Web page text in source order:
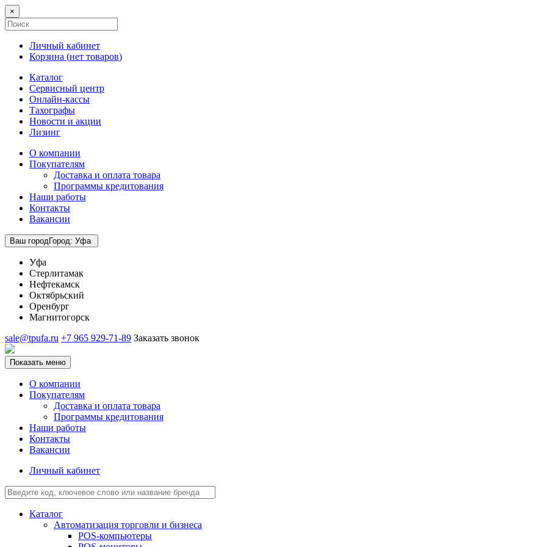
×
Личный кабинет
Корзина (нет товаров)
Каталог
Сервисный центр
Онлайн-кассы
Тахографы
Новости и акции
Лизинг
О компании
Покупателям
Доставка и оплата товара
Программы кредитования
Наши работы
Контакты
Вакансии
Ваш городГород: Уфа
Уфа
Стерлитамак
Нефтекамск
Октябрьский
Оренбург
Магнитогорск
sale@tpufa.ru +7 965 929-71-89 Заказать звонок
Показать меню
О компании
Покупателям
Доставка и оплата товара
Программы кредитования
Наши работы
Контакты
Вакансии
Личный кабинет
Каталог
Автоматизация торговли и бизнеса
POS-компьютеры